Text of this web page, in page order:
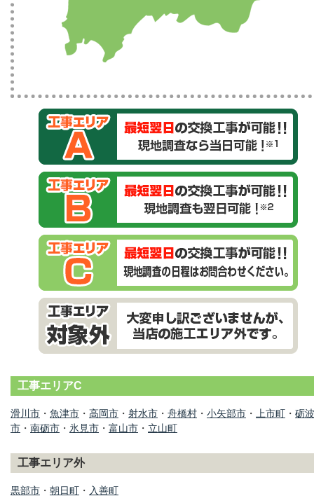
工事エリアC
滑川市 ・ 魚津市 ・ 高岡市 ・ 射水市 ・ 舟橋村 ・ 小矢部市 ・ 上市町 ・ 砺波
市 ・ 南砺市 ・ 氷見市 ・ 富山市 ・ 立山町
工事エリア外
黒部市 ・ 朝日町 ・ 入善町